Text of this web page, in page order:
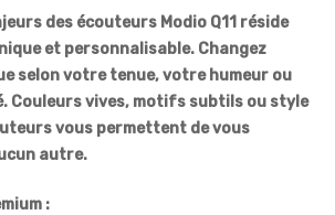
des écouteurs Modio Q11 réside
et personnalisable. Changez
selon votre tenue, votre humeur ou
Couleurs vives, motifs subtils ou style
vous permettent de vous
autre.
: